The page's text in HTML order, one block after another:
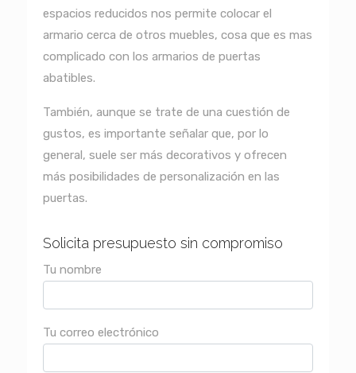
espacios reducidos nos permite colocar el
armario cerca de otros muebles, cosa que es mas
complicado con los armarios de puertas
abatibles.
También, aunque se trate de una cuestión de
gustos, es importante señalar que, por lo
general, suele ser más decorativos y ofrecen
más posibilidades de personalización en las
puertas.
Solicita presupuesto sin compromiso
Tu nombre
Tu correo electrónico